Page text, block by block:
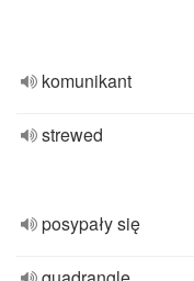
komunikant
strewed
posypały się